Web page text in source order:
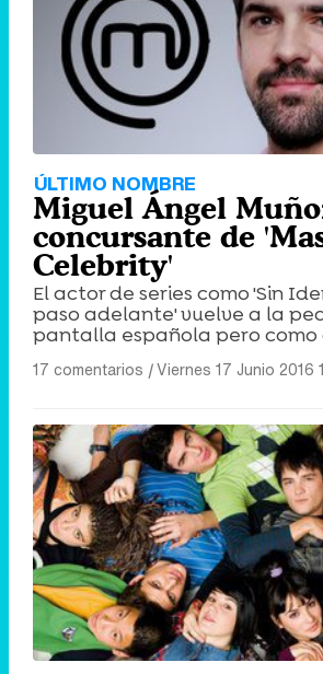
ÚLTIMO NOMBRE
Miguel Ángel
concursante de
Celebrity'
El actor de series como 'Sin
paso adelante' vuelve a la
pantalla española pero como
17 comentarios |Viernes 17 Junio 2016